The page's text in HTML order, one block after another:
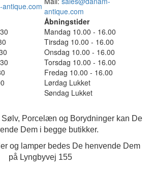
antique.com
Åbningstider
Mandag 10.00 - 16.00
Tirsdag 10.00 - 16.00
Onsdag 10.00 - 16.00
Torsdag 10.00 - 16.00
Fredag 10.00 - 16.00
Lørdag Lukket
Søndag Lukket
Sølv, Porcelæn og Borydninger kan De
Dem i begge butikker.
og lamper bedes De henvende Dem
på Lyngbyvej 155